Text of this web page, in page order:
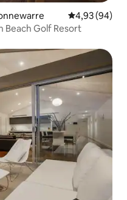
Évaluation
4,93 (94)
Beach Golf Resort